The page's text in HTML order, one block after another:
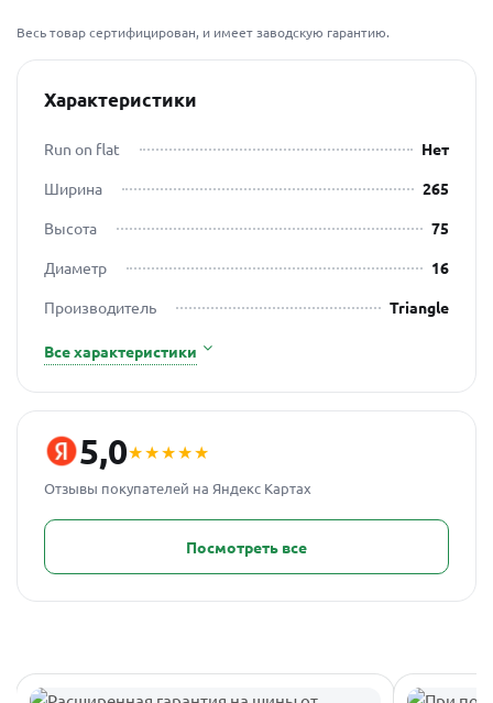
Весь товар сертифицирован, и имеет заводскую гарантию.
Характеристики
Run on flat
Нет
Ширина
265
Высота
75
Диаметр
16
Производитель
Triangle
Все характеристики
5,0★★★★★
Отзывы покупателей на Яндекс Картах
Посмотреть все